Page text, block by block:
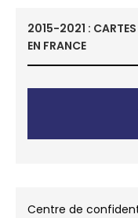
2015-2021 :
EN FRANCE
Centre de